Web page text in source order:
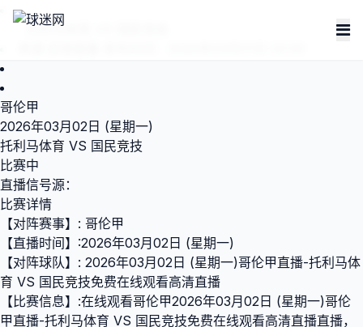
托利马体育 VS 国民竞技
哥伦甲
2026年03月02日 (星期一)
托利马体育 VS 国民竞技
比赛中
直播信号源：
比赛详情
【对阵赛事】: 哥伦甲
【直播时间】:2026年03月02日 (星期一)
【对阵球队】: 2026年03月02日 (星期一)哥伦甲直播-托利马体
育 VS 国民竞技免费在线观看高清直播
【比赛信息】:在线观看哥伦甲2026年03月02日 (星期一)哥伦
甲直播-托利马体育 VS 国民竞技免费在线观看高清直播直播，